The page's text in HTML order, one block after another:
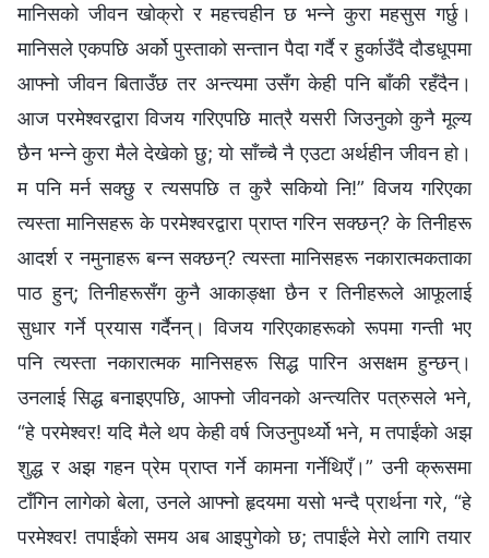
मानिसको जीवन खोक्रो र महत्त्वहीन छ भन्‍ने कुरा महसुस गर्छु।
मानिसले एकपछि अर्को पुस्ताको सन्तान पैदा गर्दै र हुर्काउँदै दौडधूपमा
आफ्‍नो जीवन बिताउँछ तर अन्त्यमा उसँग केही पनि बाँकी रहँदैन।
आज परमेश्‍वरद्वारा विजय गरिएपछि मात्रै यसरी जिउनुको कुनै मूल्य
छैन भन्‍ने कुरा मैले देखेको छु; यो साँच्‍चै नै एउटा अर्थहीन जीवन हो।
म पनि मर्न सक्छु र त्यसपछि त कुरै सकियो नि!” विजय गरिएका
त्यस्ता मानिसहरू के परमेश्‍वरद्वारा प्राप्त गरिन सक्छन्? के तिनीहरू
आदर्श र नमुनाहरू बन्‍न सक्छन्? त्यस्ता मानिसहरू नकारात्मकताका
पाठ हुन्; तिनीहरूसँग कुनै आकाङ्क्षा छैन र तिनीहरूले आफूलाई
सुधार गर्ने प्रयास गर्दैनन्। विजय गरिएकाहरूको रूपमा गन्ती भए
पनि त्यस्ता नकारात्मक मानिसहरू सिद्ध पारिन असक्षम हुन्छन्।
उनलाई सिद्ध बनाइएपछि, आफ्‍नो जीवनको अन्त्यतिर पत्रुसले भने,
“हे परमेश्‍वर! यदि मैले थप केही वर्ष जिउनुपर्थ्यो भने, म तपाईंको अझ
शुद्ध र अझ गहन प्रेम प्राप्त गर्ने कामना गर्नेथिएँ।” उनी क्रूसमा
टाँगिन लागेको बेला, उनले आफ्‍नो हृदयमा यसो भन्दै प्रार्थना गरे, “हे
परमेश्‍वर! तपाईंको समय अब आइपुगेको छ; तपाईंले मेरो लागि तयार